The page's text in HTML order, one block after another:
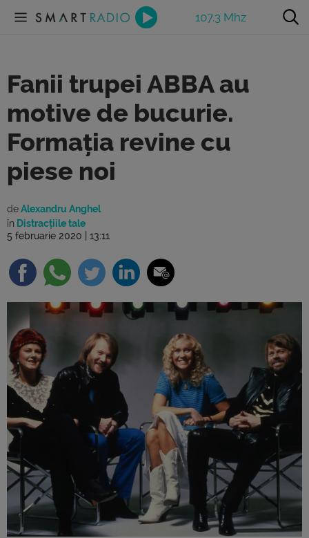
107.3 Mhz
Fanii trupei ABBA au
motive de bucurie.
Formația revine cu
piese noi
deAlexandru Anghel
în Distracțiile tale
5 februarie 2020 | 13:11